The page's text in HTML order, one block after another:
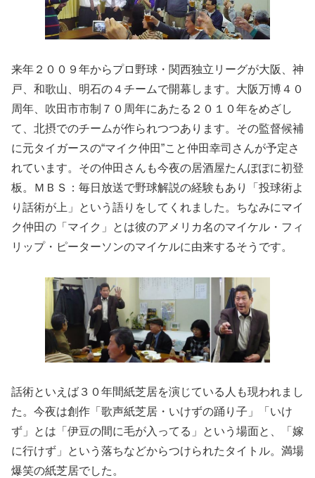
来年２００９年からプロ野球・関西独立リーグが大阪、神
戸、和歌山、明石の４チームで開幕します。大阪万博４０
周年、吹田市市制７０周年にあたる２０１０年をめざし
て、北摂でのチームが作られつつあります。その監督候補
に元タイガースの“マイク仲田”こと仲田幸司さんが予定さ
れています。その仲田さんも今夜の居酒屋たんぽぽに初登
板。ＭＢＳ：毎日放送で野球解説の経験もあり「投球術よ
り話術が上」という語りをしてくれました。ちなみにマイ
ク仲田の「マイク」とは彼のアメリカ名のマイケル・フィ
リップ・ピーターソンのマイケルに由来するそうです。
話術といえば３０年間紙芝居を演じている人も現われまし
た。今夜は創作「歌声紙芝居・いけずの踊り子」「いけ
ず」とは「伊豆の間に毛が入ってる」という場面と、「嫁
に行けず」という落ちなどからつけられたタイトル。満場
爆笑の紙芝居でした。